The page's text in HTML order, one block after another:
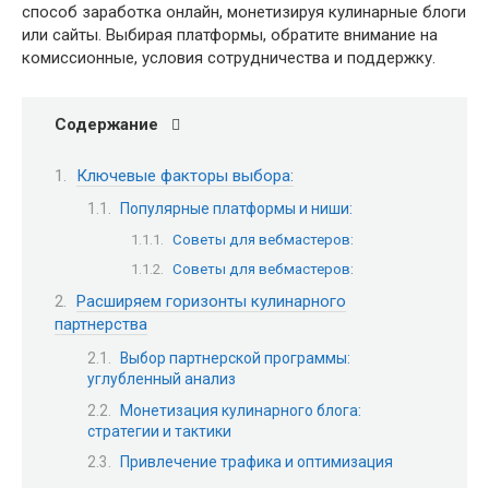
способ заработка онлайн, монетизируя кулинарные блоги
или сайты. Выбирая платформы, обратите внимание на
комиссионные, условия сотрудничества и поддержку.
Содержание
Ключевые факторы выбора:
Популярные платформы и ниши:
Советы для вебмастеров:
Советы для вебмастеров:
Расширяем горизонты кулинарного
партнерства
Выбор партнерской программы:
углубленный анализ
Монетизация кулинарного блога:
стратегии и тактики
Привлечение трафика и оптимизация